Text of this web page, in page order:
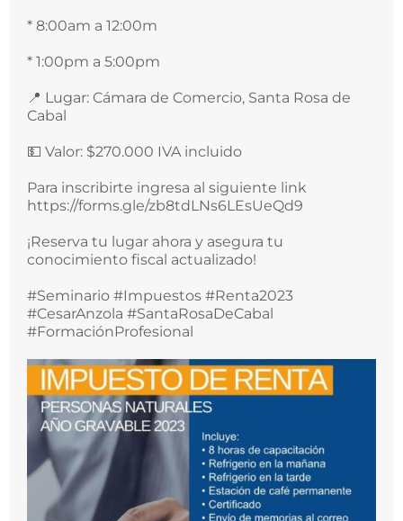
* 8:00am a 12:00m
* 1:00pm a 5:00pm
📍 Lugar: Cámara de Comercio, Santa Rosa de
Cabal
💵 Valor: $270.000 IVA incluido
Para inscribirte ingresa al siguiente link
https://forms.gle/zb8tdLNs6LEsUeQd9
¡Reserva tu lugar ahora y asegura tu
conocimiento fiscal actualizado!
#Seminario #Impuestos #Renta2023
#CesarAnzola #SantaRosaDeCabal
#FormaciónProfesional